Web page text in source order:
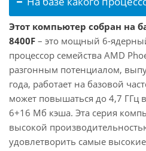
Этот компьютер собран на
8400F – это мощный 6-
процессор семейства AMD
разгонным потенциалом,
года, работает на базовой
может повышаться до 4,7 ГГц
6+16 Мб кэша. Эта серия
высокой
удовлетворить самые